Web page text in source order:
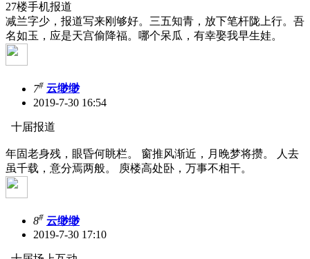
27楼手机报道
减兰字少，报道写来刚够好。三五知青，放下笔杆陇上行。吾
名如玉，应是天宫偷降福。哪个呆瓜，有幸娶我早生娃。
7# 云缈缈
2019-7-30 16:54
十届报道
年固老身残，眼昏何眺栏。 窗推风渐近，月晚梦将攒。 人去
虽千载，意分焉两般。 庾楼高处卧，万事不相干。
8# 云缈缈
2019-7-30 17:10